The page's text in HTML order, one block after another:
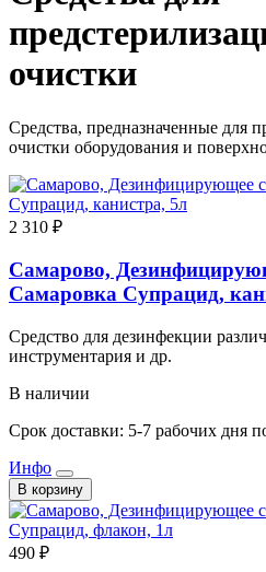
очистки
Средства, предназначенные для
очистки оборудования и
2 310 ₽
Самарово,
Самаровка Супрацид,
Средство для дезинфекции
инструментария и др.
В наличии
Срок доставки: 5-7 рабочих дня
Инфо
В корзину
490 ₽